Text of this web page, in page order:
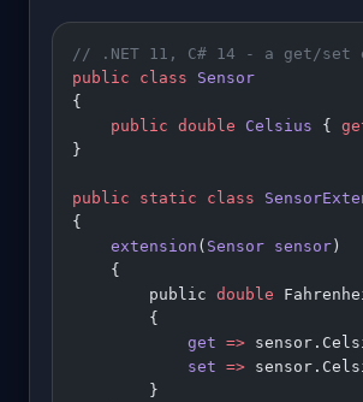
// .NET 11, C# 14 - a get/set
public class Sensor
{
    public
double Celsius {
}
public static class
{
    extension
( Sensor sensor )
    {
        public
double
        {
            get
=>
            set
=>
        }